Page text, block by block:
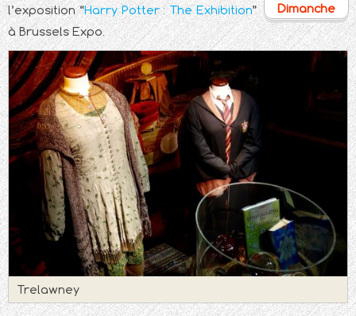
Dimanche
l’exposition “Harry Potter : The Exhibition”
à Brussels Expo.
Trelawney